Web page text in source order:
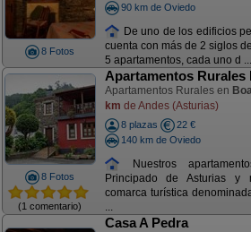
8 Fotos
90 km de Oviedo
De uno de los edificios
cuenta con más de 2 siglos
5 apartamentos, cada uno d ...
8 Fotos
(1 comentario)
Apartamentos Rurales
Apartamentos Rurales en
km de Andes (Asturias)
8 plazas
22 €
140 km de Oviedo
Nuestros
Principado de Asturias y
comarca turística
...
Casa A Pedra